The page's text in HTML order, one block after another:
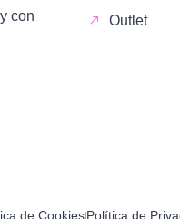
con
Outlet
de CookiesPolítica de